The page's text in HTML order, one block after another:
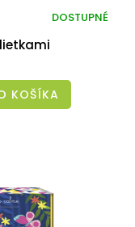
DOSTUPNÉ
KOŠÍKA